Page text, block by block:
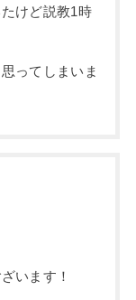
けど説教1時
ってしまいま
います！